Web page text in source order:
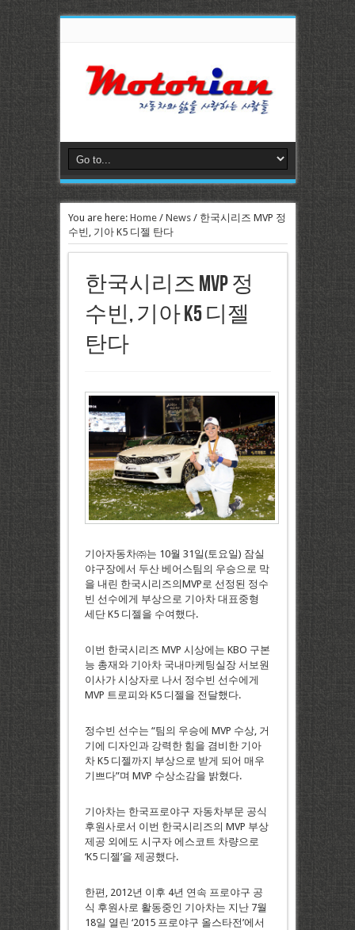
You are here: Home/ News/ 한국시리즈 MVP 정
수빈, 기아 K5 디젤 탄다
한국시리즈 MVP 정
수빈, 기아 K5 디젤
탄다
기아자동차㈜는 10월 31일(토요일) 잠실
야구장에서 두산 베어스팀의 우승으로 막
을 내린 한국시리즈의MVP로 선정된 정수
빈 선수에게 부상으로 기아차 대표중형
세단 K5 디젤을 수여했다.
이번 한국시리즈 MVP 시상에는 KBO 구본
능 총재와 기아차 국내마케팅실장 서보원
이사가 시상자로 나서 정수빈 선수에게
MVP 트로피와 K5 디젤을 전달했다.
정수빈 선수는 “팀의 우승에 MVP 수상, 거
기에 디자인과 강력한 힘을 겸비한 기아
차 K5 디젤까지 부상으로 받게 되어 매우
기쁘다”며 MVP 수상소감을 밝혔다.
기아차는 한국프로야구 자동차부문 공식
후원사로서 이번 한국시리즈의 MVP 부상
제공 외에도 시구자 에스코트 차량으로
‘K5 디젤’을 제공했다.
한편, 2012년 이후 4년 연속 프로야구 공
식 후원사로 활동중인 기아차는 지난 7월
18일 열린 ‘2015 프로야구 올스타전’에서